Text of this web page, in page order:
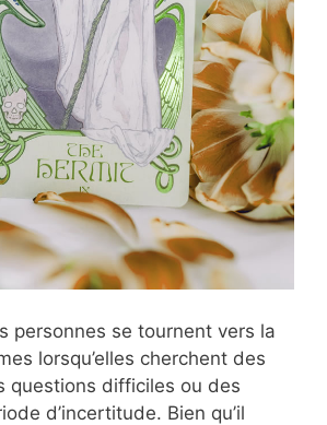
personnes se tournent vers la
lorsqu’elles cherchent des
questions difficiles ou des
d’incertitude. Bien qu’il